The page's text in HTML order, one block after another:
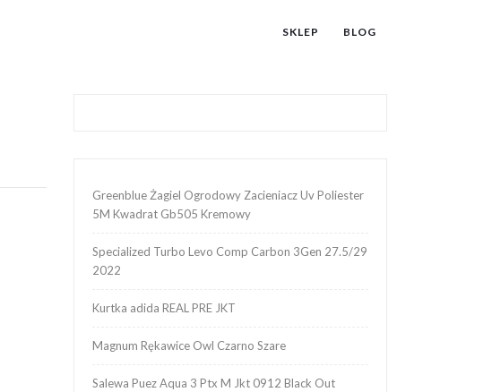
SKLEP BLOG
Greenblue Żagiel Ogrodowy Zacieniacz Uv Poliester
5M Kwadrat Gb505 Kremowy
Specialized Turbo Levo Comp Carbon 3Gen 27.5/29
2022
Kurtka adida REAL PRE JKT
Magnum Rękawice Owl Czarno Szare
Salewa Puez Aqua 3 Ptx M Jkt 0912 Black Out